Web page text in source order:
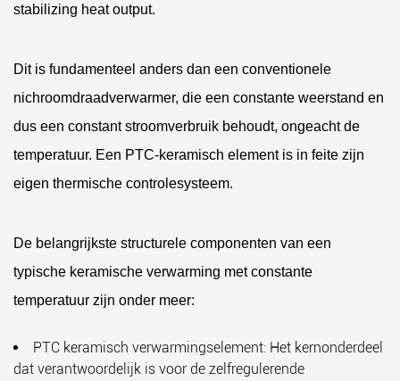
stabilizing heat output.
Dit is fundamenteel anders dan een conventionele
nichroomdraadverwarmer, die een constante weerstand en
dus een constant stroomverbruik behoudt, ongeacht de
temperatuur. Een PTC-keramisch element is in feite zijn
eigen thermische controlesysteem.
De belangrijkste structurele componenten van een
typische keramische verwarming met constante
temperatuur zijn onder meer:
PTC keramisch verwarmingselement: Het kernonderdeel
dat verantwoordelijk is voor de zelfregulerende